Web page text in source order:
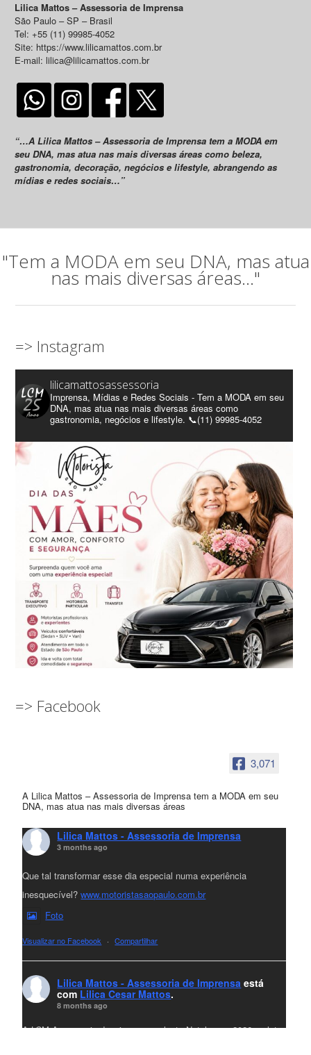
Lilica Mattos – Assessoria de Imprensa
São Paulo – SP – Brasil
Tel: +55 (11) 99985-4052
Site: https://www.lilicamattos.com.br
E-mail: lilica@lilicamattos.com.br
“…A Lilica Mattos – Assessoria de Imprensa tem a MODA em
seu DNA, mas atua nas mais diversas áreas como beleza,
gastronomia, decoração, negócios e lifestyle, abrangendo as
mídias e redes sociais…”
"Tem a MODA em seu DNA, mas atua
nas mais diversas áreas..."
=> Instagram
lilicamattosassessoria
Imprensa, Mídias e Redes Sociais - Tem a MODA em seu
DNA, mas atua nas mais diversas áreas como
gastronomia, negócios e lifestyle. 📞(11) 99985-4052
=> Facebook
3,071
A Lilica Mattos – Assessoria de Imprensa tem a MODA em seu
DNA, mas atua nas mais diversas áreas
Lilica Mattos - Assessoria de Imprensa
3 months ago
Que tal transformar esse dia especial numa experiência
inesquecível?www.motoristasaopaulo.com.br
Foto
Visualizar no Facebook · Compartilhar
Lilica Mattos - Assessoria de Imprensa está
com Lilica Cesar Mattos.
8 months ago
A LCM Assessoria deseja um excelente Natal e um 2026 repleto